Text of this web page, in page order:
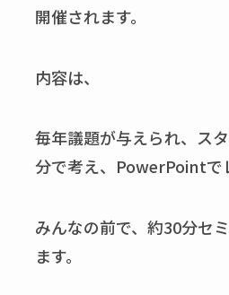
開催されます。
内容は、
毎年議題が与えられ、ス
分で考え、PowerPointで
みんなの前で、約30分セ
ます。